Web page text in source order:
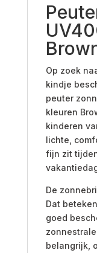
Op zoek
kindje
peuter
kleuren
kinderen
lichte,
fijn zit
De
Dat
goed
belangrijk,